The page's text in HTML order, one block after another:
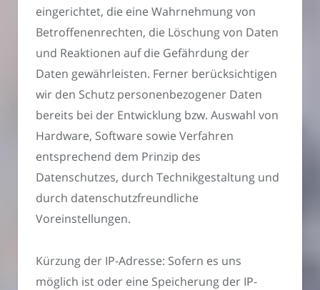
eingerichtet, die eine Wahrnehmung von
Betroffenenrechten, die Löschung von Daten
und Reaktionen auf die Gefährdung der
Daten gewährleisten. Ferner berücksichtigen
wir den Schutz personenbezogener Daten
bereits bei der Entwicklung bzw. Auswahl von
Hardware, Software sowie Verfahren
entsprechend dem Prinzip des
Datenschutzes, durch Technikgestaltung und
durch datenschutzfreundliche
Voreinstellungen.
Kürzung der IP-Adresse: Sofern es uns
möglich ist oder eine Speicherung der IP-